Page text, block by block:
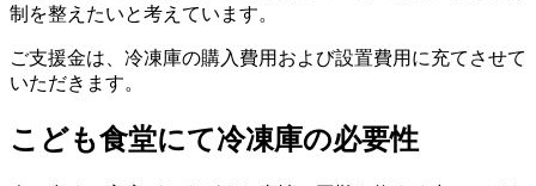
制を整えたいと考えています。
ご支援金は、冷凍庫の購入費用および設置費用に充てさせて
いただきます。
こども食堂にて冷凍庫の必要性